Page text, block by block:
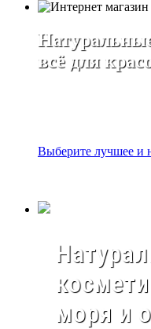
всё для
Выберите лучшее и
моря и